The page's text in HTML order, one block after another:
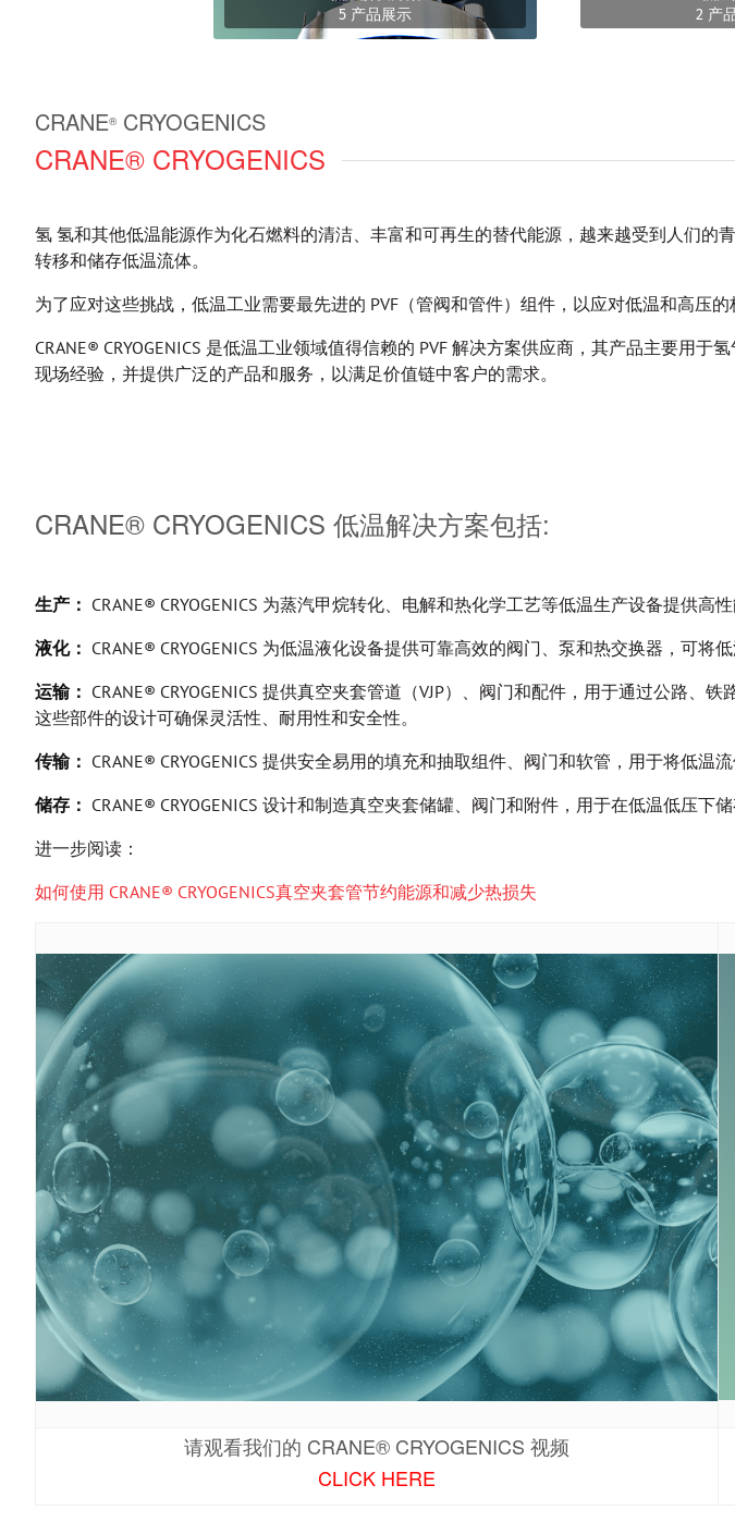
低温解决方案
5 产品展示
低
2 产
CRANE CRYOGENICS
CRANE® CRYOGENICS
氢 氢和其他低温能源作为化石燃料的清洁、丰富和可再生的替代能源，越来越受到人们的
转移和储存低温流体。
为了应对这些挑战，低温工业需要最先进的 PVF（管阀和管件）组件，以应对低温和高压的
CRANE® CRYOGENICS 是低温工业领域值得信赖的 PVF 解决方案供应商，其产品主要用
现场经验，并提供广泛的产品和服务，以满足价值链中客户的需求。
CRANE® CRYOGENICS 低温解决方案包括:
生产：
CRANE® CRYOGENICS 为蒸汽甲烷转化、电解和热化学工艺等低温生产设备提供
液化：
CRANE® CRYOGENICS 为低温液化设备提供可靠高效的阀门、泵和热交换器，可
运输： CRANE® CRYOGENICS 提供真空夹套管道（VJP）、阀门和配件，用于通过公路、
这些部件的设计可确保灵活性、耐用性和安全性。
传输：
CRANE® CRYOGENICS 提供安全易用的填充和抽取组件、阀门和软管，用于将低
储存：
CRANE® CRYOGENICS 设计和制造真空夹套储罐、阀门和附件，用于在低温低压
进一步阅读：
如何使用 CRANE® CRYOGENICS真空夹套管节约能源和减少热损失
请观看我们的 CRANE® CRYOGENICS 视频
CLICK HERE